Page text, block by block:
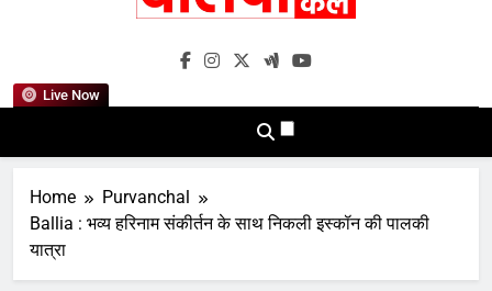
Live Now
Ballia Aaj Kal
Home
Purvanchal
Ballia : भव्य हरिनाम संकीर्तन के साथ निकली इस्कॉन की पालकी
यात्रा